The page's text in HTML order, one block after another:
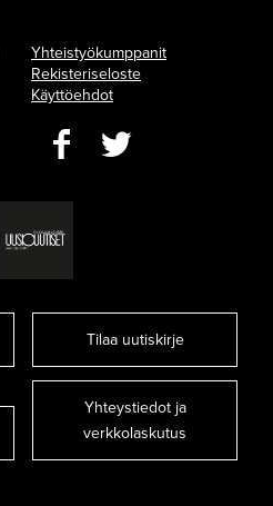
Yhteistyökumppanit
Rekisteriseloste
Käyttöehdot
Tilaa uutiskirje
Yhteystiedot ja
verkkolaskutus